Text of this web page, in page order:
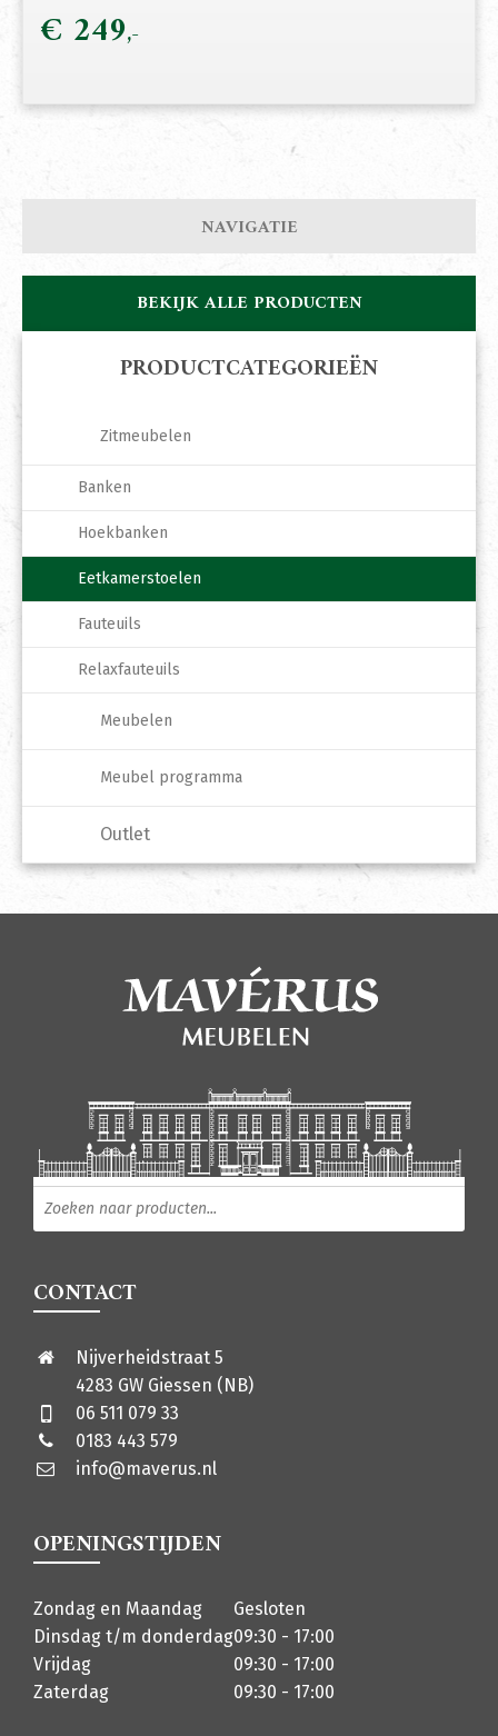
€ 249
NAVIGATIE
BEKIJK ALLE PRODUCTEN
PRODUCTCATEGORIEËN
Zitmeubelen
Banken
Hoekbanken
Eetkamerstoelen
Fauteuils
Relaxfauteuils
Meubelen
Meubel programma
Outlet
Producten zoeken
CONTACT
Nijverheidstraat 5
4283 GW Giessen (NB)
06 511 079 33
0183 443 579
info@maverus.nl
OPENINGSTIJDEN
Zondag en Maandag
Gesloten
Dinsdag t/m donderdag09:30 - 17:00
Vrijdag
09:30 - 17:00
Zaterdag
09:30 - 17:00